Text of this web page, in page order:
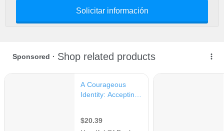
Solicitar información